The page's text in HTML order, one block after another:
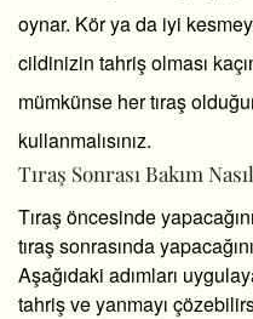
oynar. Kör ya da iyi
cildinizin tahriş olması
mümkünse her tıraş
kullanmalısınız.
Tıraş Sonrası Bakım
Tıraş öncesinde
tıraş sonrasında
Aşağıdaki adımları
tahriş ve yanmayı